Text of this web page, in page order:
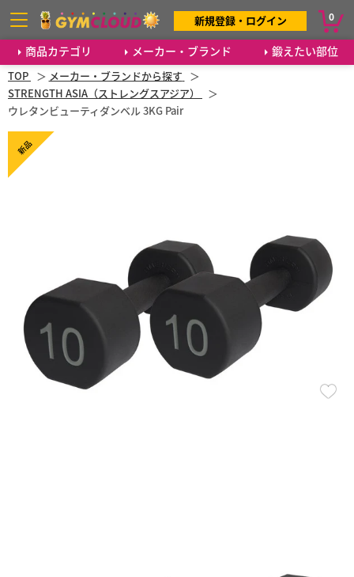
商品カテゴリ メーカー・ブランド 鍛えたい部位
新規登録・ログイン 0
TOP
メーカー・ブランドから探す
STRENGTH ASIA（ストレングスアジア）
ウレタンビューティダンベル 3KG Pair
新品